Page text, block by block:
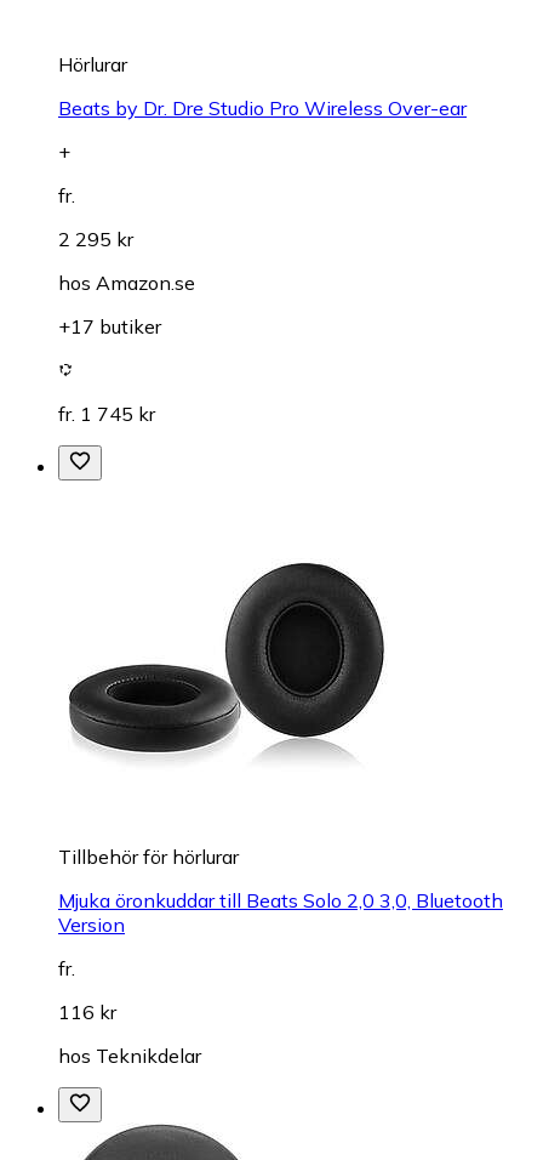
Hörlurar
Beats by Dr. Dre Studio Pro Wireless Over-ear
+
fr.
2 295 kr
hos Amazon.se
+17 butiker
fr. 1 745 kr
Tillbehör för hörlurar
Mjuka öronkuddar till Beats Solo 2,0 3,0, Bluetooth
Version
fr.
116 kr
hos Teknikdelar